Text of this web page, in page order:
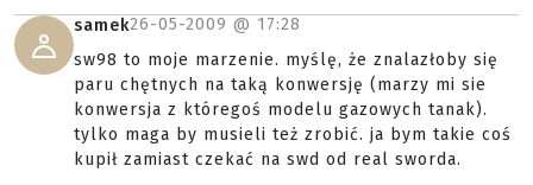
samek26-05-2009 @ 17:28
sw98 to moje marzenie. myślę, że znalazłoby się
paru chętnych na taką konwersję (marzy mi sie
konwersja z któregoś modelu gazowych tanak).
tylko maga by musieli też zrobić. ja bym takie coś
kupił zamiast czekać na swd od real sworda.